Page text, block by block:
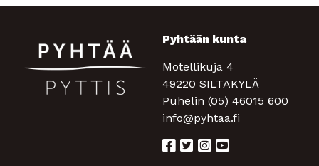
Pyhtään kunta
Motellikuja 4
49220 SILTAKYLÄ
Puhelin (05) 46015 600
info@pyhtaa.fi